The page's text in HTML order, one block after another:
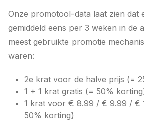
Onze promotool-data laat zien dat
gemiddeld eens per 3 weken in de
meest gebruikte promotie
waren:
2e krat voor de halve prijs (=
1 + 1 krat gratis (= 50%
1 krat voor € 8.99 / € 9.99 / €
50% korting)